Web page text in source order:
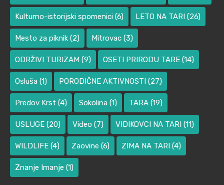
Kulturno-istorijski spomenici (6) LETO NA TARI (26)
Mesto za piknik (2) Mitrovac (3)
ODRŽIVI TURIZAM (9) OSETI PRIRODU TARE (14)
Osluša (1) PORODIČNE AKTIVNOSTI (27)
Predov Krst (4) Sokolina (1) TARA (19)
USLUGE (20) Video (7) VIDIKOVCI NA TARI (11)
WILDLIFE (4) Zaovine (6) ZIMA NA TARI (4)
Znanje Imanje (1)